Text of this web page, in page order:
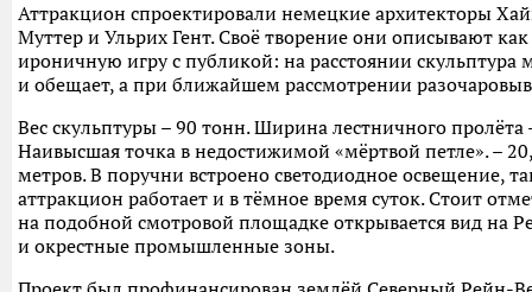
Аттракцион спроектировали немецкие архитекторы
Муттер и Ульрих Гент. Своё творение они описывают
ироничную игру с публикой: на расстоянии скульптура
и обещает, а при ближайшем рассмотрении
Вес скульптуры – 90 тонн. Ширина лестничного пролёта
Наивысшая точка в недостижимой «мёртвой петле». –
метров. В поручни встроено светодиодное освещение,
аттракцион работает и в тёмное время суток. Стоит
на подобной смотровой площадке открывается вид на
и окрестные промышленные зоны.